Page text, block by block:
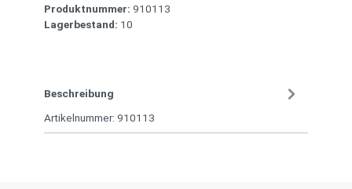
Produktnummer: 910113
Lagerbestand: 10
Beschreibung
Artikelnummer: 910113